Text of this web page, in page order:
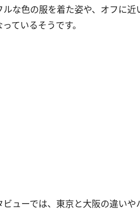
ルな色の服を着た姿や、オフに
っているそうです。
ビューでは、東京と大阪の違い